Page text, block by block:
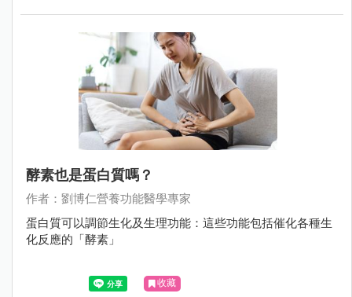
酵素也是蛋白質嗎？
作者：劉博仁營養功能醫學專家
蛋白質可以調節生化及生理功能：這些功能包括催化各種生
化反應的「酵素」
收藏